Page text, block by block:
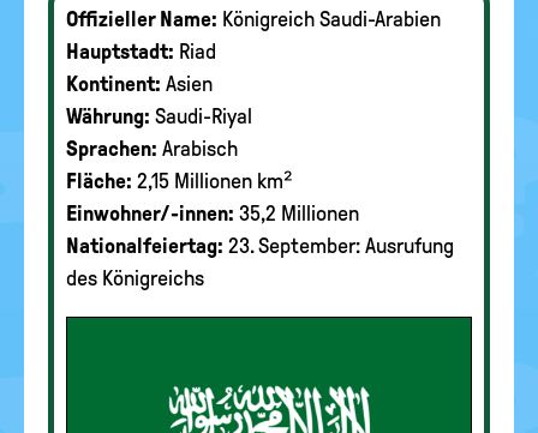
Offizieller Name: Königreich Saudi-Arabien
Hauptstadt: Riad
Kontinent: Asien
Währung: Saudi-Riyal
Sprachen: Arabisch
Fläche: 2,15 Millionen km²
Einwohner/-innen: 35,2 Millionen
Nationalfeiertag: 23. September: Ausrufung
des Königreichs